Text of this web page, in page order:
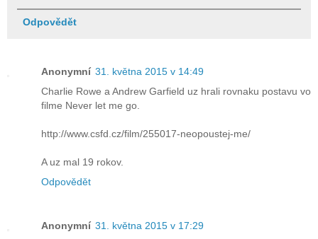
Odpovědět
Anonymní 31. května 2015 v 14:49
Charlie Rowe a Andrew Garfield uz hrali rovnaku postavu vo
filme Never let me go.
http://www.csfd.cz/film/255017-neopoustej-me/
A uz mal 19 rokov.
Odpovědět
Anonymní 31. května 2015 v 17:29